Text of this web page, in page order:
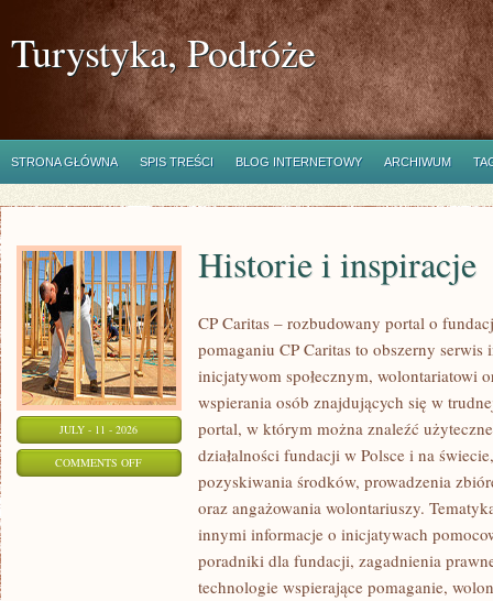
Turystyka, Podróże
STRONA GŁÓWNA SPIS TREŚCI BLOG INTERNETOWY ARCHIWUM
JULY - 11 - 2026
COMMENTS OFFON
INSPIRACJE
Historie i inspiracje
CP Caritas – rozbudowany portal o
pomaganiu CP Caritas to obszerny
inicjatywom społecznym, wolontariatowi
wspierania osób znajdujących się w
portal, w którym można znaleźć
działalności fundacji w Polsce i na
pozyskiwania środków, prowadzenia
oraz angażowania wolontariuszy.
innymi informacje o inicjatywach
poradniki dla fundacji, zagadnienia
technologie wspierające pomaganie,